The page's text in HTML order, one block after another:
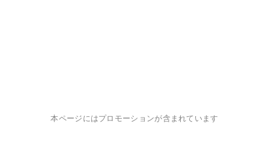
本ページにはプロモーションが含まれています